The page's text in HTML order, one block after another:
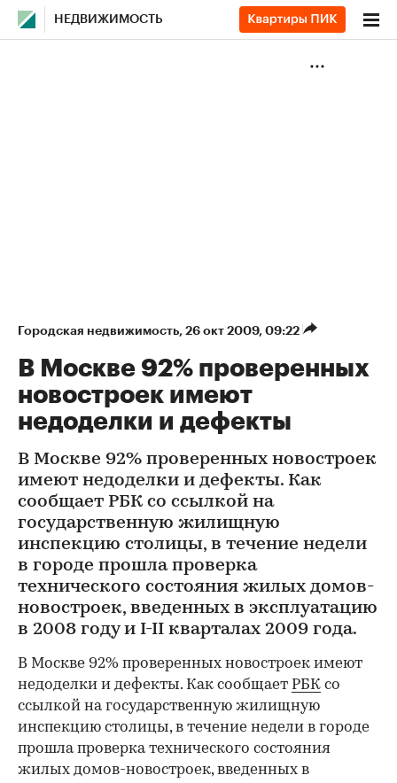
НЕДВИЖИМОСТЬ
Городская недвижимость⁠, 26 окт 2009, 09:22
В Москве 92% проверенных
новостроек имеют
недоделки и дефекты
В Москве 92% проверенных новостроек
имеют недоделки и дефекты. Как
сообщает РБК со ссылкой на
государственную жилищную
инспекцию столицы, в течение недели
в городе прошла проверка
технического состояния жилых домов-
новостроек, введенных в эксплуатацию
в 2008 году и I-II кварталах 2009 года.
В Москве 92% проверенных новостроек имеют
недоделки и дефекты. Как сообщает РБК со
ссылкой на государственную жилищную
инспекцию столицы, в течение недели в городе
прошла проверка технического состояния
жилых домов-новостроек, введенных в